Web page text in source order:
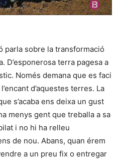
parla sobre la transformació
D’esponerosa terra pagesa a
Només demana que es faci
d’aquestes terres. La
s’acaba ens deixa un gust
menys gent que treballa a sa
i no hi ha relleu
de nou. Abans, quan érem
a un preu fix o entregar